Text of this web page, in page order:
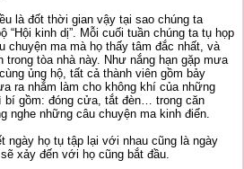
là đốt thời gian vậy tại sao chúng ta
“Hội kinh dị”. Mỗi cuối tuần chúng ta tụ họp
chuyện ma mà họ thấy tâm đắc nhất, và
tòa nhà này. Như nắng hạn gặp mưa
ủng hộ, tất cả thành viên gồm bảy
ra nhắm làm cho không khí của những
bí gồm: đóng cửa, tắt đèn… trong căn
nghe những câu chuyện ma kinh điển.
ngày họ tụ tập lại với nhau cũng là ngày
xảy đến với họ cũng bắt đầu.